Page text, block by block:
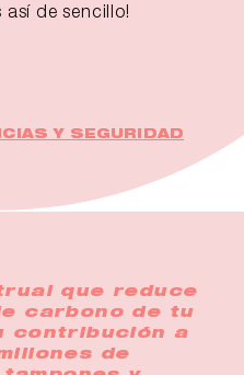
así de sencillo!
Y SEGURIDAD
que reduce
carbono de tu
contribución a
de